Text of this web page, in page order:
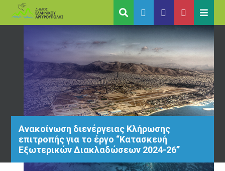
Ανακοίνωση διενέργειας Κλήρωσης
επιτροπής για το έργο “Κατασκευή
Εξωτερικών Διακλαδώσεων 2024-26”